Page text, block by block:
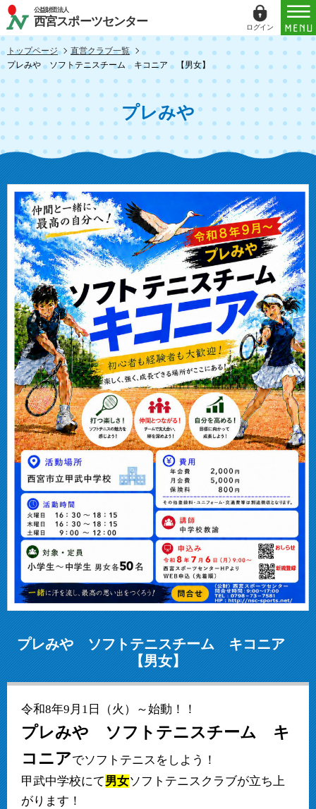
公益財団法人
西宮スポーツセンター ログイン
トップページ
直営クラブ一覧
プレみや ソフトテニスチーム キコニア 【男女】
プレみや
プレみや ソフトテニスチーム キコニア
【男女】
令和8年9月1日（火）～始動！！
プレみや ソフトテニスチーム キ
コニアでソフトテニスをしよう！
甲武中学校にて男女ソフトテニスクラブが立ち上
がります！
ログイン
ID（メールアドレス）
パスワード
パスワードを表示する
パスワードは半角数字、英小文字、英大文字
すべてを含む6文字以上
このホームページで会員登録がお済みの方
ログイン
このホームページで 会員登録がまだの方
新規会員登録
よくある質問はこちら
パスワードを忘れてしまった方はこちら